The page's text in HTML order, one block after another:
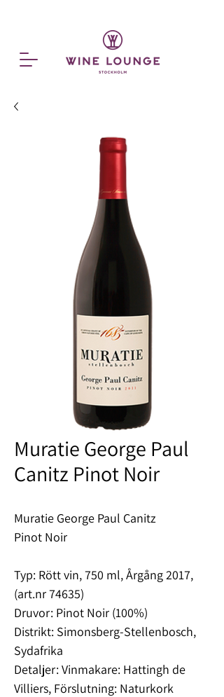
Muratie George Paul
Canitz Pinot Noir
Muratie George Paul Canitz
Pinot Noir
Typ: Rött vin, 750 ml, Årgång 2017,
(art.nr 74635)
Druvor: Pinot Noir (100%)
Distrikt: Simonsberg-Stellenbosch,
Sydafrika
Detaljer: Vinmakare: Hattingh de
Villiers, Förslutning: Naturkork